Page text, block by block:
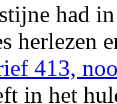
had
herlezen
413,
in het